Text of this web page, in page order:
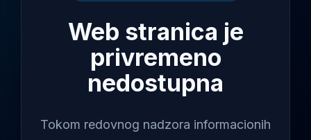
Web stranica je
privremeno
nedostupna
Tokom redovnog nadzora informacionih